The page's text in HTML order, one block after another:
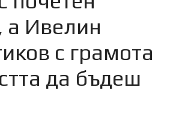
а Ивелин
с грамота
да бъдеш